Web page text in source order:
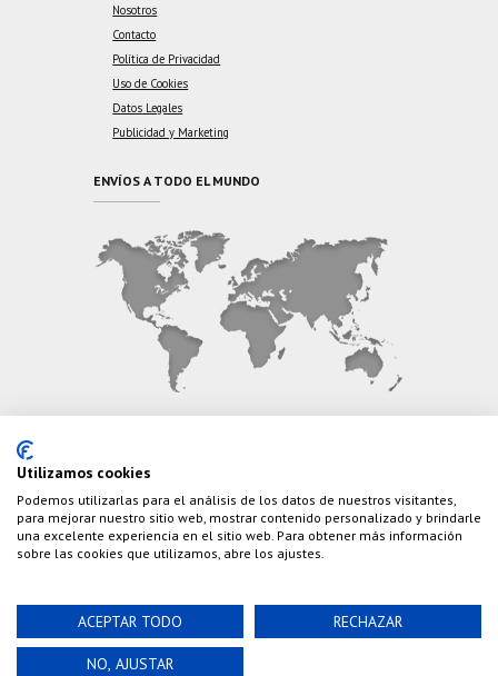
Nosotros
Contacto
Política de Privacidad
Uso de Cookies
Datos Legales
Publicidad y Marketing
ENVÍOS A TODO EL MUNDO
Teléfono: (+34) 626 495 499
E-Mail: info@cazaylibros.com
Powered by©Nao Grupo de Comunicación, S.L.
2020 Cazaylibros.com ¡Todo Un Tiro!, todos los
Utilizamos cookies
Podemos utilizarlas para el análisis de los datos de nuestros visitantes,
para mejorar nuestro sitio web, mostrar contenido personalizado y brindarle
una excelente experiencia en el sitio web. Para obtener más información
sobre las cookies que utilizamos, abre los ajustes.
ACEPTAR TODO RECHAZAR
NO, AJUSTAR